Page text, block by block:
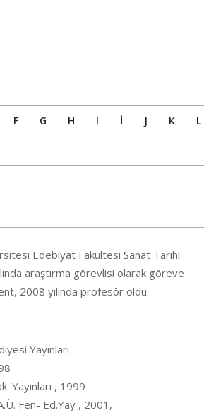
F G H I İ J K L
Edebiyat Fakültesi Sanat Tarihi
araştırma görevlisi olarak göreve
2008 yılında profesör oldu.
Yayınları
Yayınları , 1999
Fen- Ed.Yay , 2001,